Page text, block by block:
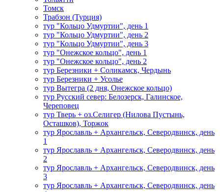
Томск
Трабзон (Турция)
тур "Кольцо Удмуртии", день 1
тур "Кольцо Удмуртии", день 2
тур "Кольцо Удмуртии", день 3
тур "Онежское кольцо", день 1
тур "Онежское кольцо", день 2
тур Березники + Соликамск, Чердынь
тур Березники + Усолье
тур Вытегра (2 дня, Онежское кольцо)
тур Русский север: Белозерск, Галинское,
Череповец
тур Тверь + оз.Селигер (Нилова Пустынь,
Осташков), Торжок
тур Ярославль + Архангельск, Северодвинск, день
1
тур Ярославль + Архангельск, Северодвинск, день
2
тур Ярославль + Архангельск, Северодвинск, день
3
тур Ярославль + Архангельск, Северодвинск, день